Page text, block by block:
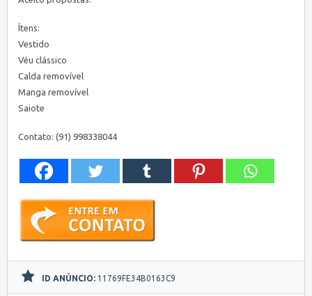
Ítens:
Vestido
Véu clássico
Calda removível
Manga removível
Saiote
Contato: (91) 998338044
ID ANÚNCIO: 11769FE34B0163C9